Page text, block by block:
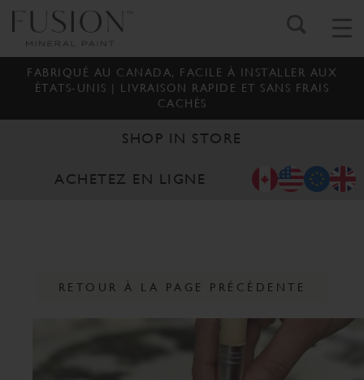
FABRIQUÉ AU CANADA, FACILE À INSTALLER AUX
ÉTATS-UNIS | LIVRAISON RAPIDE ET SANS FRAIS
CACHÉS
SHOP IN STORE
ACHETEZ EN LIGNE
RETOUR À LA PAGE PRÉCÉDENTE